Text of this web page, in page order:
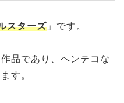
スターズ 」です。
品であり、ヘンテコな
す。